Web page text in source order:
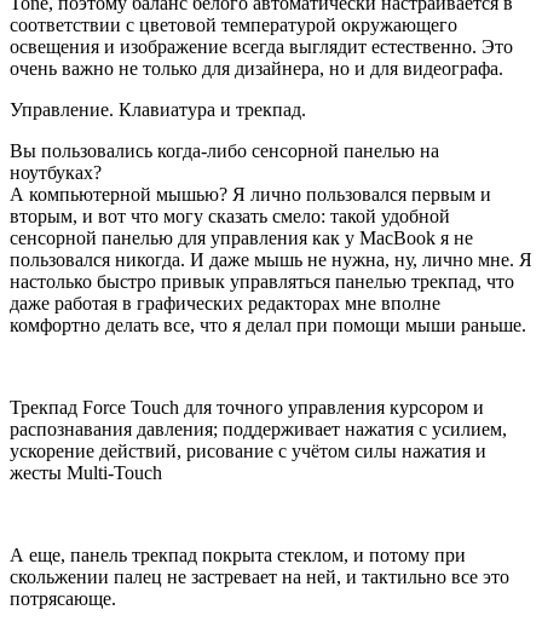
соответствии с цветовой температурой окружающего
освещения и изображение всегда выглядит естественно. Это
очень важно не только для дизайнера, но и для видеографа.
Управление. Клавиатура и трекпад.
Вы пользовались когда-либо сенсорной панелью на
ноутбуках?
А компьютерной мышью? Я лично пользовался первым и
вторым, и вот что могу сказать смело: такой удобной
сенсорной панелью для управления как у MacBook я не
пользовался никогда. И даже мышь не нужна, ну, лично мне. Я
настолько быстро привык управляться панелью трекпад, что
даже работая в графических редакторах мне вполне
комфортно делать все, что я делал при помощи мыши раньше.
Трекпад Force Touch для точного управления курсором и
распознавания давления; поддерживает нажатия с усилием,
ускорение действий, рисование с учётом силы нажатия и
жесты Multi‑Touch
А еще, панель трекпад покрыта стеклом, и потому при
скольжении палец не застревает на ней, и тактильно все это
потрясающе.